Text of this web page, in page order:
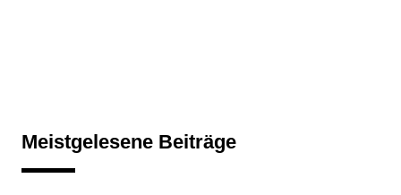
Meistgelesene Beiträge